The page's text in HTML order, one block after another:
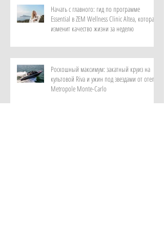
Начать с главного: гид по программе
Essential в ZEM Wellness Clinic Altea, которая
изменит качество жизни за неделю
Роскошный максимум: закатный круиз на
культовой Riva и ужин под звездами от отеля
Metropole Monte-Carlo